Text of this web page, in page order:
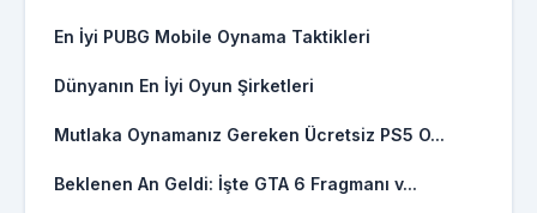
En İyi PUBG Mobile Oynama Taktikleri
Dünyanın En İyi Oyun Şirketleri
Mutlaka Oynamanız Gereken Ücretsiz PS5 O...
Beklenen An Geldi: İşte GTA 6 Fragmanı v...